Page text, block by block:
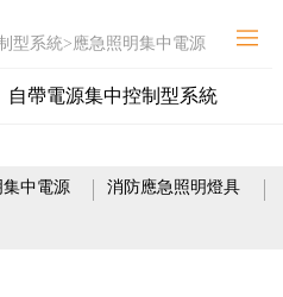
型系統>應急照明集中電源
自帶電源集中控制型系統
集中電源 消防應急照明燈具